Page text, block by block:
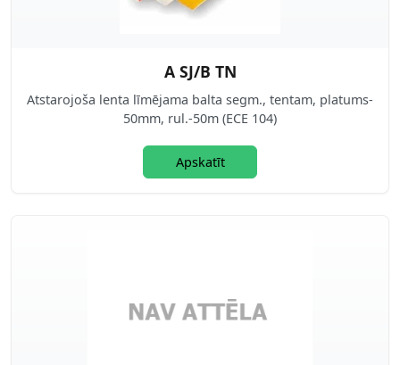
A SJ/B TN
Atstarojoša lenta līmējama balta segm., tentam, platums-
50mm, rul.-50m (ECE 104)
Apskatīt